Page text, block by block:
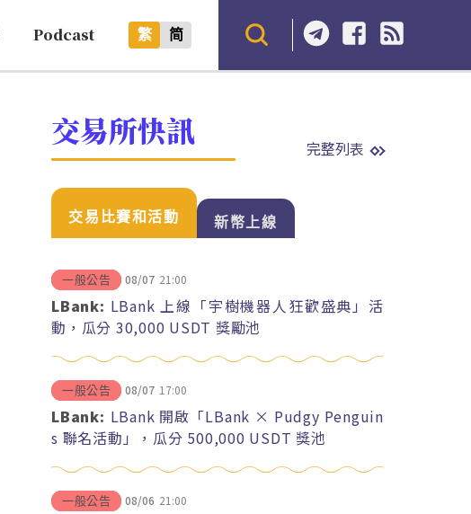
Podcast 繁 简
交易所快訊 完整列表
交易比賽和活動 新幣上線
一般公告 08/07 21:00
LBank: LBank 上線「宇樹機器人狂歡盛典」活
動，瓜分 30,000 USDT 獎勵池
一般公告 08/07 17:00
LBank: LBank 開啟「LBank × Pudgy Penguin
s 聯名活動」，瓜分 500,000 USDT 獎池
一般公告 08/06 21:00